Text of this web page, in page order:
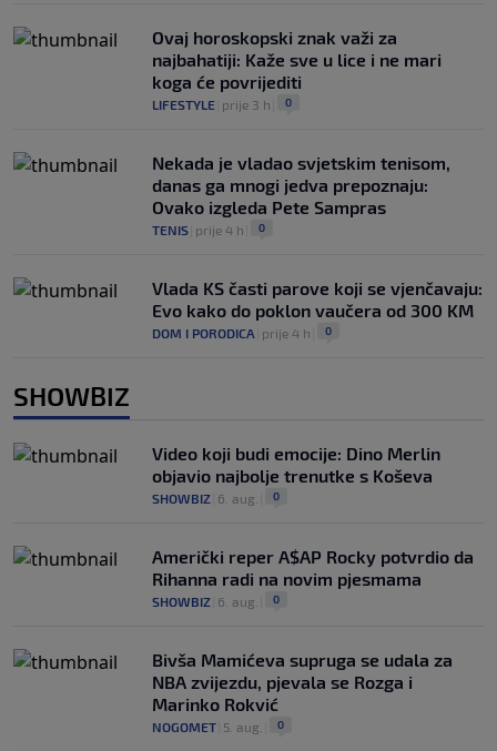
Ovaj horoskopski znak važi za
najbahatiji: Kaže sve u lice i ne mari
koga će povrijediti
LIFESTYLE prije 3 h 0
Nekada je vladao svjetskim tenisom,
danas ga mnogi jedva prepoznaju:
Ovako izgleda Pete Sampras
TENIS prije 4 h 0
Vlada KS časti parove koji se vjenčavaju:
Evo kako do poklon vaučera od 300 KM
DOM I PORODICA prije 4 h 0
SHOWBIZ
Video koji budi emocije: Dino Merlin
objavio najbolje trenutke s Koševa
SHOWBIZ 6. aug. 0
Američki reper A$AP Rocky potvrdio da
Rihanna radi na novim pjesmama
SHOWBIZ 6. aug. 0
Bivša Mamićeva supruga se udala za
NBA zvijezdu, pjevala se Rozga i
Marinko Rokvić
NOGOMET 5. aug. 0